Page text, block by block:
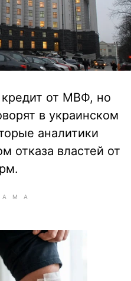
кредит от МВФ, но
в украинском
аналитики
отказа властей от